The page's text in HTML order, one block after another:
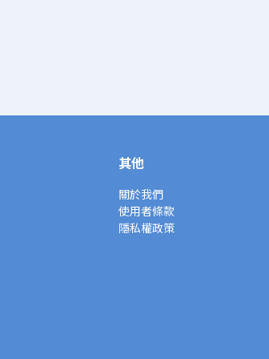
其他
關於我們
使用者條款
隱私權政策